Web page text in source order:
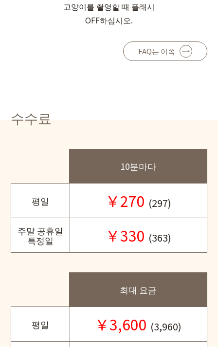
고양이를 촬영할 때 플래시
OFF하십시오.
FAQ는 이쪽
수수료
10분마다
평일 ￥270 (297)
주말 공휴일
특정일 ￥330 (363)
최대 요금
평일 ￥3,600 (3,960)